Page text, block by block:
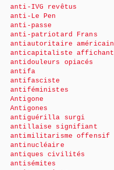
anti-IVG revêtus
anti-Le Pen
anti-passe
anti-patriotard Frans
antiautoritaire américain
anticapitaliste affichant
antidouleurs opiacés
antifa
antifasciste
antiféministes
Antigone
Antigones
antiguérilla surgi
antillaise signifiant
antimilitarisme offensif
antinucléaire
antiques civilités
antisémites